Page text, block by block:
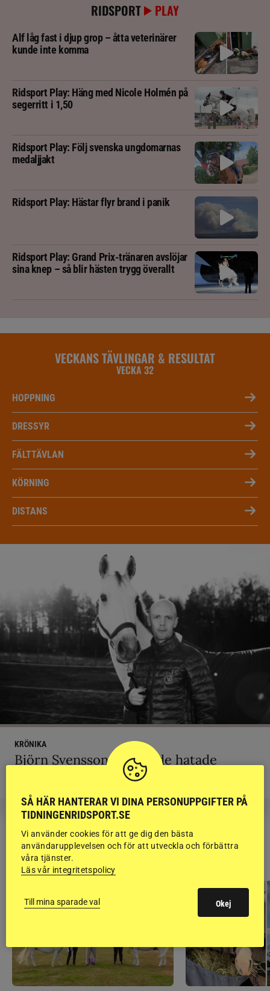
RIDSPORT PLAY
Alf låg fast i djup grop – åtta veterinärer
kunde inte komma
Ridsport Play: Häng med Nicole Holmén på
segerritt i 1,50
Ridsport Play: Följ svenska ungdomarnas
medaljjakt
Ridsport Play: Hästar flyr brand i panik
Ridsport Play: Grand Prix-tränaren avslöjar
sina knep – så blir hästen trygg överallt
VECKANS TÄVLINGAR & RESULTAT
VECKA 32
HOPPNING
DRESSYR
FÄLTTÄVLAN
KÖRNING
DISTANS
KRÖNIKA
Björn Svensson: ”Finns de hatade
grusrutorna på riktigt?”
RIDSPORT
BLOGGAR
SÅ HÄR HANTERAR VI DINA PERSONUPPGIFTER PÅ
TIDNINGENRIDSPORT.SE
Vi använder cookies för att ge dig den bästa
användarupplevelsen och för att utveckla och förbättra
våra tjänster.
Läs vår integritetspolicy
Till mina sparade val Okej